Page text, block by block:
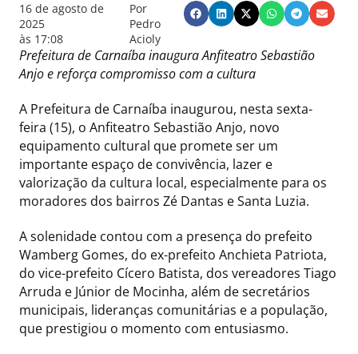
16 de agosto de
2025
às 17:08
Por
Pedro
Acioly
Prefeitura de Carnaíba inaugura Anfiteatro Sebastião
Anjo e reforça compromisso com a cultura
A Prefeitura de Carnaíba inaugurou, nesta sexta-
feira (15), o Anfiteatro Sebastião Anjo, novo
equipamento cultural que promete ser um
importante espaço de convivência, lazer e
valorização da cultura local, especialmente para os
moradores dos bairros Zé Dantas e Santa Luzia.
A solenidade contou com a presença do prefeito
Wamberg Gomes, do ex-prefeito Anchieta Patriota,
do vice-prefeito Cícero Batista, dos vereadores Tiago
Arruda e Júnior de Mocinha, além de secretários
municipais, lideranças comunitárias e a população,
que prestigiou o momento com entusiasmo.